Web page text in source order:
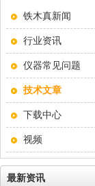
铁木真新闻
行业资讯
仪器常见问题
技术文章
下载中心
视频
最新资讯